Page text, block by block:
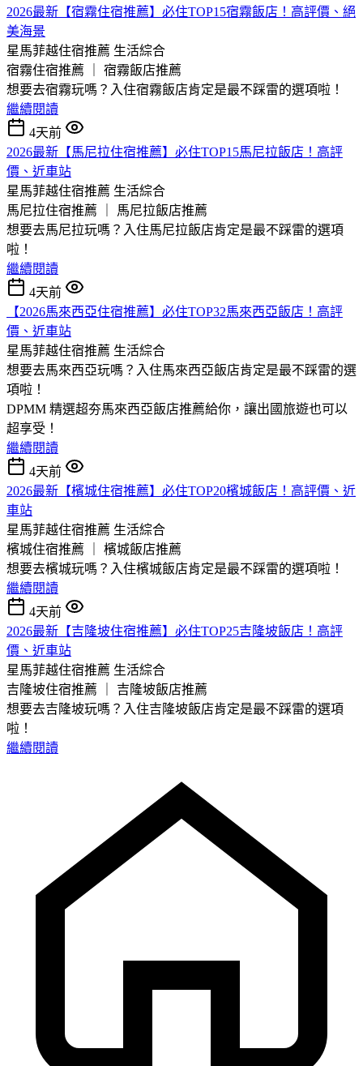
2026最新【宿霧住宿推薦】必住TOP15宿霧飯店！高評價、絕
美海景
星馬菲越住宿推薦 生活綜合
宿霧住宿推薦 ｜ 宿霧飯店推薦
想要去宿霧玩嗎？入住宿霧飯店肯定是最不踩雷的選項啦！
繼續閱讀
4天前
2026最新【馬尼拉住宿推薦】必住TOP15馬尼拉飯店！高評
價、近車站
星馬菲越住宿推薦 生活綜合
馬尼拉住宿推薦 ｜ 馬尼拉飯店推薦
想要去馬尼拉玩嗎？入住馬尼拉飯店肯定是最不踩雷的選項
啦！
繼續閱讀
4天前
【2026馬來西亞住宿推薦】必住TOP32馬來西亞飯店！高評
價、近車站
星馬菲越住宿推薦 生活綜合
想要去馬來西亞玩嗎？入住馬來西亞飯店肯定是最不踩雷的選
項啦！
DPMM 精選超夯馬來西亞飯店推薦給你，讓出國旅遊也可以
超享受！
繼續閱讀
4天前
2026最新【檳城住宿推薦】必住TOP20檳城飯店！高評價、近
車站
星馬菲越住宿推薦 生活綜合
檳城住宿推薦 ｜ 檳城飯店推薦
想要去檳城玩嗎？入住檳城飯店肯定是最不踩雷的選項啦！
繼續閱讀
4天前
2026最新【吉隆坡住宿推薦】必住TOP25吉隆坡飯店！高評
價、近車站
星馬菲越住宿推薦 生活綜合
吉隆坡住宿推薦 ｜ 吉隆坡飯店推薦
想要去吉隆坡玩嗎？入住吉隆坡飯店肯定是最不踩雷的選項
啦！
繼續閱讀